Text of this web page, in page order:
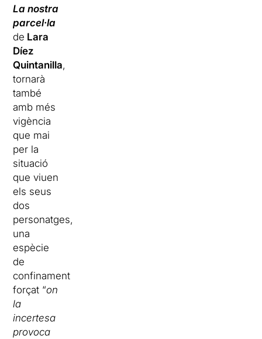
La nostra
parcel·la
de Lara
Díez
Quintanilla,
tornarà
també
amb més
vigència
que mai
per la
situació
que viuen
els seus
dos
personatges,
una
espècie
de
confinament
forçat “on
la
incertesa
provoca